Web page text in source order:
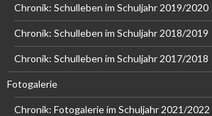
Chronik: Schulleben im Schuljahr 2019/2020
Chronik: Schulleben im Schuljahr 2018/2019
Chronik: Schulleben im Schuljahr 2017/2018
Fotogalerie
Chronik: Fotogalerie im Schuljahr 2021/2022